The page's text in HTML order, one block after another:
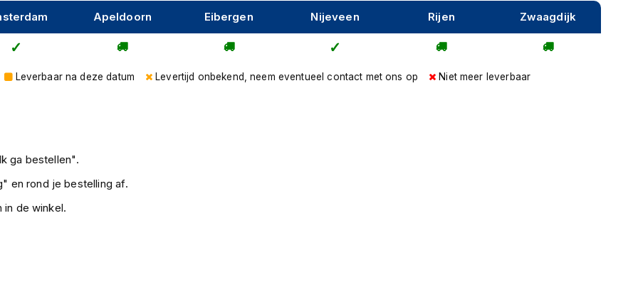
Apeldoorn Eibergen Nijeveen Rijen Zwaagdijk
Leverbaar na deze datum Levertijd onbekend, neem eventueel contact met ons op Niet meer leverbaar
ga bestellen".
en rond je bestelling af.
in de winkel.